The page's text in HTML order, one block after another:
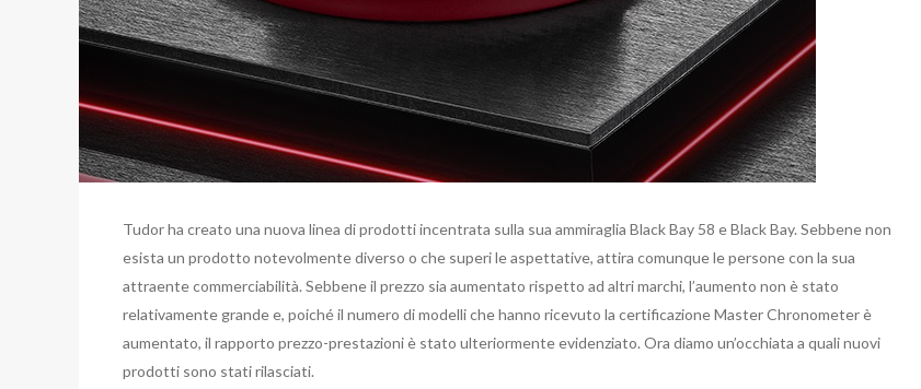
Tudor ha creato una nuova linea di prodotti incentrata sulla sua ammiraglia Black Bay 58 e Black Bay. Sebbene non
esista un prodotto notevolmente diverso o che superi le aspettative, attira comunque le persone con la sua
attraente commerciabilità. Sebbene il prezzo sia aumentato rispetto ad altri marchi, l’aumento non è stato
relativamente grande e, poiché il numero di modelli che hanno ricevuto la certificazione Master Chronometer è
aumentato, il rapporto prezzo-prestazioni è stato ulteriormente evidenziato. Ora diamo un’occhiata a quali nuovi
prodotti sono stati rilasciati.